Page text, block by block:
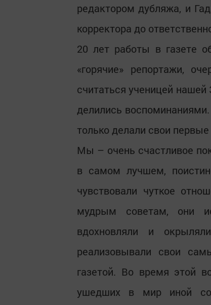
редактором дубляжа, и
корректора до
20 лет работы в газете
«горячие» репортажи,
считаться ученицей
делились
только делали свои
Мы – очень счастливое
в самом лучшем,
чувствовали чуткое
мудрым советам, они
вдохновляли и
реализовывали свои
газетой. Во время этой
ушедших в мир иной